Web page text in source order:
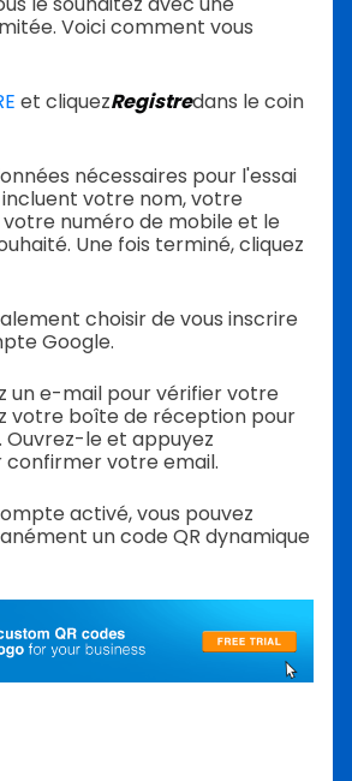
Voici comment vous
et cliquezRegistredans le coin
nécessaires pour l'essai
votre nom, votre
numéro de mobile et le
Une fois terminé, cliquez
choisir de vous inscrire
Google.
un e-mail pour vérifier votre
votre boîte de réception pour
le et appuyez
votre email.
activé, vous pouvez
un code QR dynamique